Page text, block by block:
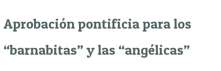
Aprobación pontificia para los
“barnabitas” y las “angélicas”